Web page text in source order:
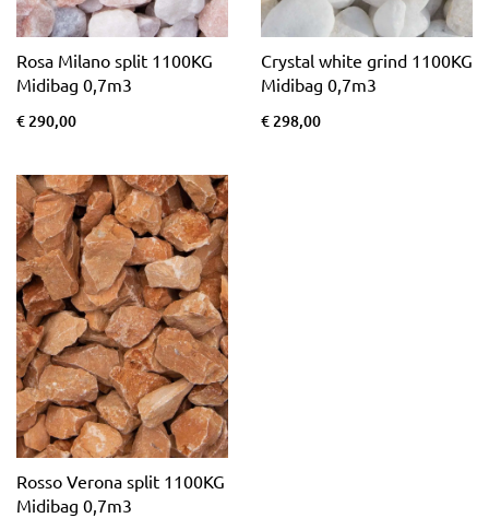
Rosa Milano split 1100KG
Midibag 0,7m3
€ 290,00
Crystal white grind 1100KG
Midibag 0,7m3
€ 298,00
Rosso Verona split 1100KG
Midibag 0,7m3